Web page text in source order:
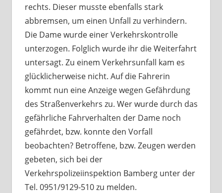
rechts. Dieser musste ebenfalls stark
abbremsen, um einen Unfall zu verhindern.
Die Dame wurde einer Verkehrskontrolle
unterzogen. Folglich wurde ihr die Weiterfahrt
untersagt. Zu einem Verkehrsunfall kam es
glücklicherweise nicht. Auf die Fahrerin
kommt nun eine Anzeige wegen Gefährdung
des Straßenverkehrs zu. Wer wurde durch das
gefährliche Fahrverhalten der Dame noch
gefährdet, bzw. konnte den Vorfall
beobachten? Betroffene, bzw. Zeugen werden
gebeten, sich bei der
Verkehrspolizeiinspektion Bamberg unter der
Tel. 0951/9129-510 zu melden.